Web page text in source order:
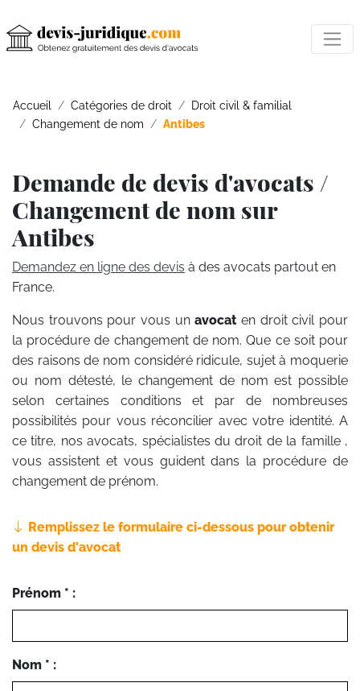
Accueil Catégories de droit
Droit civil & familial
Changement de nom
Antibes
Demande de devis d'avocats /
Changement de nom sur
Antibes
Demandez en ligne des devis à des avocats partout en
France.
Nous trouvons pour vous unavocaten droit civil pour
la procédure de changement de nom. Que ce soit pour
des raisons de nom considéré ridicule, sujet à moquerie
ou nom détesté, le changement de nom est possible
selon certaines conditions et par de nombreuses
possibilités pour vous réconcilier avec votre identité. A
ce titre, nos avocats, spécialistes du droit de la famille ,
vous assistent et vous guident dans la procédure de
changement de prénom.
Remplissez le formulaire ci-dessous pour obtenir
un devis d'avocat
Prénom * :
Nom * :